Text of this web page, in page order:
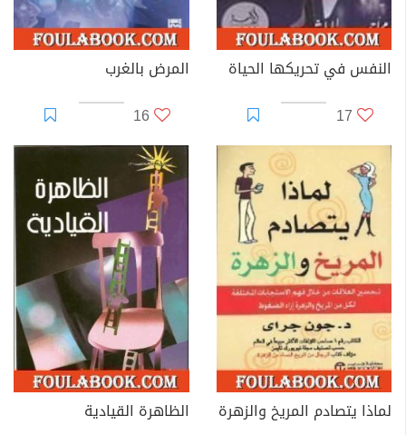
النفس في تحريكها الحياة
17
المرض بالغرب
16
لماذا يتصادم المريخ والزهرة
الظاهرة القيادية